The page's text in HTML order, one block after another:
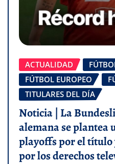
ACTUALIDAD
FÚTBOL EUROPEO
TITULARES DEL DÍA
Noticia | La
alemana se plantea
playoffs por el título
por los derechos